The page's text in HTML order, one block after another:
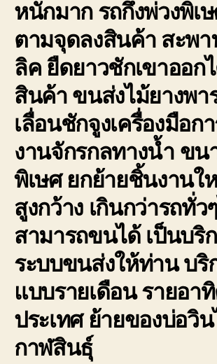
หนักมาก รถกึ่งพ่วงพิเ
ตามจุดลงสินค้า สะพ
ลิค ยืดยาวชักเขาออก
สินค้า ขนส่งไม้ยางพา
เลื่อนชักจูงเครื่องมือก
งานจักรกลทางน้ำ ข
พิเษศ ยกย้ายชิ้นงานใ
สูงกว้าง เกินกว่ารถทั่ว
สามารถขนได้ เป็นบริ
ระบบขนส่งให้ท่าน บริ
แบบรายเดือน รายอา
ประเทศ ย้ายของบ่อวิ
กาฬสินธุ์